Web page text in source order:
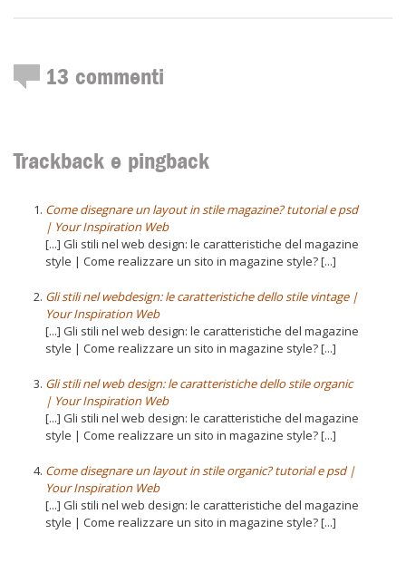
13 commenti
Trackback e pingback
Come disegnare un layout in stile magazine? tutorial e psd
| Your Inspiration Web
[...] Gli stili nel web design: le caratteristiche del magazine
style | Come realizzare un sito in magazine style? [...]
Gli stili nel webdesign: le caratteristiche dello stile vintage |
Your Inspiration Web
[...] Gli stili nel web design: le caratteristiche del magazine
style | Come realizzare un sito in magazine style? [...]
Gli stili nel web design: le caratteristiche dello stile organic
| Your Inspiration Web
[...] Gli stili nel web design: le caratteristiche del magazine
style | Come realizzare un sito in magazine style? [...]
Come disegnare un layout in stile organic? tutorial e psd |
Your Inspiration Web
[...] Gli stili nel web design: le caratteristiche del magazine
style | Come realizzare un sito in magazine style? [...]